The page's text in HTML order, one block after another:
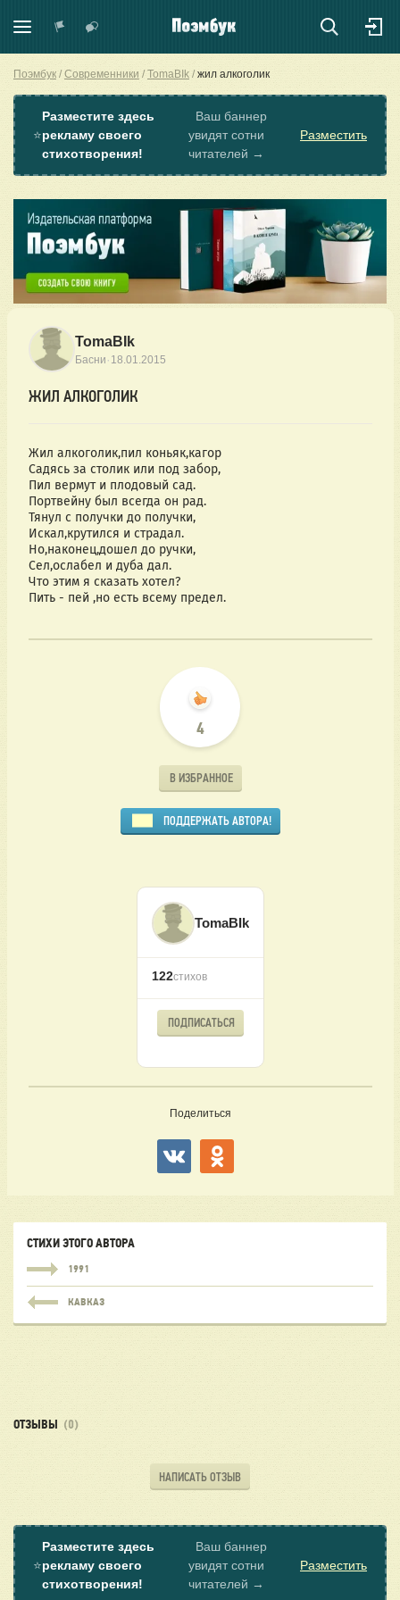
Поэмбук Современники TomaBIk жил алкоголик
⭐
Разместите здесь
рекламу своего
стихотворения!
Ваш баннер
увидят сотни
читателей →
Разместить
TomaBIk
Басни · 18.01.2015
ЖИЛ АЛКОГОЛИК
Жил алкоголик,пил коньяк,кагор
Садясь за столик или под забор,
Пил вермут и плодовый сад.
Портвейну был всегда он рад.
Тянул с получки до получки,
Искал,крутился и страдал.
Но,наконец,дошел до ручки,
Сел,ослабел и дуба дал.
Что этим я сказать хотел?
Пить - пей ,но есть всему предел.
4
В ИЗБРАННОЕ
ПОДДЕРЖАТЬ АВТОРА!
TomaBIk
122стихов
ПОДПИСАТЬСЯ
Поделиться
СТИХИ ЭТОГО АВТОРА
1991
КАВКАЗ
ОТЗЫВЫ (0)
НАПИСАТЬ ОТЗЫВ
⭐
Разместите здесь
рекламу своего
стихотворения!
Ваш баннер
увидят сотни
читателей →
Разместить